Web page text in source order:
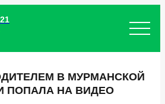
В МУРМАНСКОЙ
ПОПАЛА НА ВИДЕО